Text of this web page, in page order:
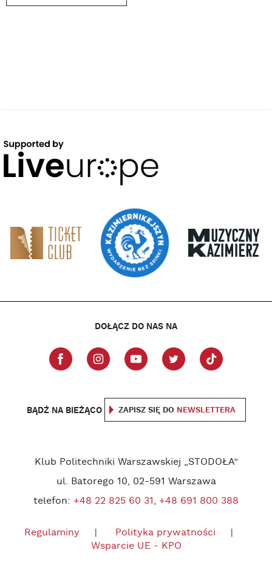
DOŁĄCZ DO NAS NA
BĄDŹ NA BIEŻĄCO ZAPISZ SIĘ DO NEWSLETTERA
Klub Politechniki Warszawskiej „STODOŁA”
ul. Batorego 10, 02-591 Warszawa
telefon: +48 22 825 60 31, +48 691 800 388
Regulaminy
Polityka prywatności
Wsparcie UE - KPO